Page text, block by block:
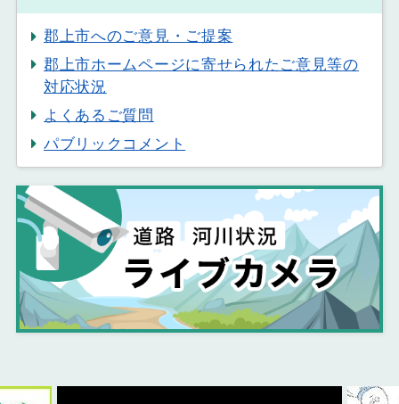
郡上市へのご意見・ご提案
郡上市ホームページに寄せられたご意見等の
対応状況
よくあるご質問
パブリックコメント